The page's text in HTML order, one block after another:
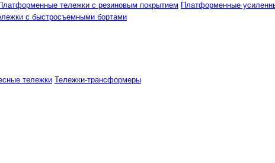
тележки с резиновым покрытием Платформенные
с быстросъемными бортами
тележки Тележки-трансформеры